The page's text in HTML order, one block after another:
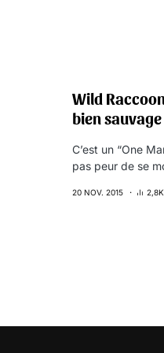
Wild
bien sauvage
C’est un “One
pas peur de se
20 NOV. 2015